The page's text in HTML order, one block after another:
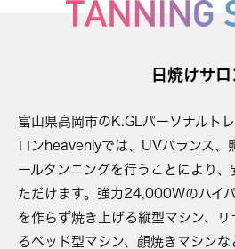
日焼けサロ
富山県高岡市のK.GLパーソナルト
ロンheavenlyでは、 UVバランス、
ールタンニングを行うことにより
ただけます。 強力24,000Wのハイ
を作らず焼き上げる縦型マシン、
るベッド型マシン、顔焼きマシンな